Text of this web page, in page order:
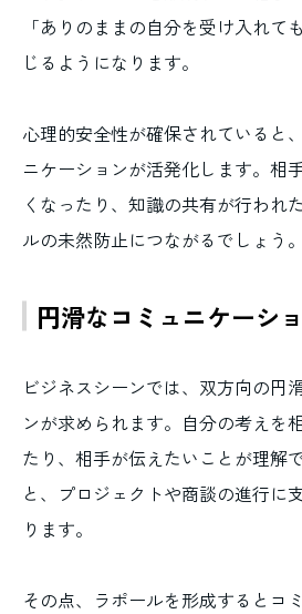
「ありのままの自分を受け入れて
じるようになります。
心理的安全性が確保されていると
ニケーションが活発化します。相
くなったり、知識の共有が行われ
ルの未然防止につながるでしょう。
円滑なコミュニケーシ
ビジネスシーンでは、双方向の円
ンが求められます。自分の考えを
たり、相手が伝えたいことが理解
と、プロジェクトや商談の進行に
ります。
その点、ラポールを形成するとコ